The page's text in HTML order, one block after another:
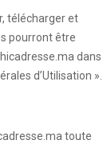
télécharger et
pourront être
dans
d’Utilisation ».
toute